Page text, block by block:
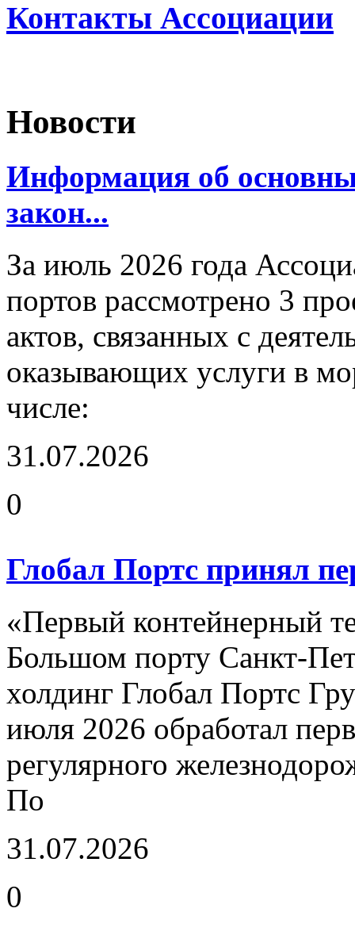
Контакты Ассоциации
Новости
Информация об
закон...
За июль 2026 года
портов рассмотрено 3
актов, связанных с
оказывающих услуги в
числе:
31.07.2026
0
Глобал Портс принял
«Первый контейнерный
Большом порту Санкт-
холдинг Глобал Портс
июля 2026 обработал
регулярного
По
31.07.2026
0